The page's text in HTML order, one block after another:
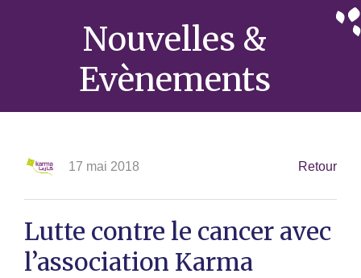
Nouvelles &
Evènements
17 mai 2018 Retour
Lutte contre le cancer avec
l’association Karma